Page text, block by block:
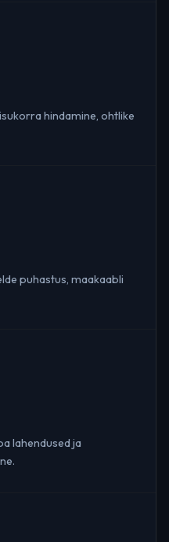
hindamine, ohtlike
puhastus, maakaabli
lahendused ja